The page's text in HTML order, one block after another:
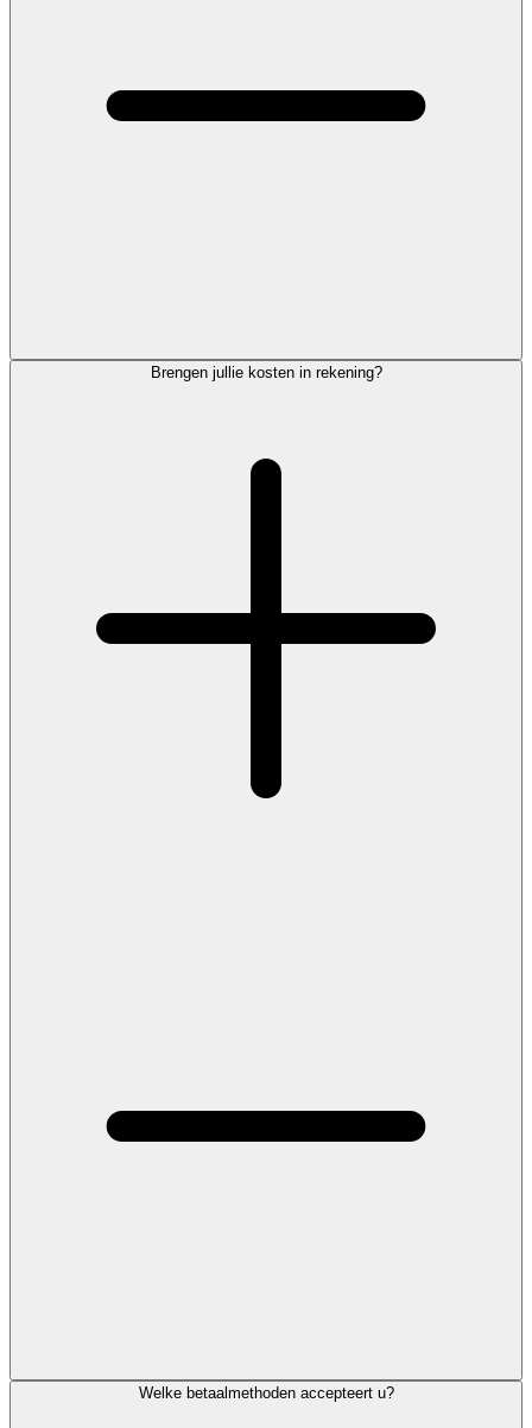
Brengen jullie kosten in rekening?
Welke betaalmethoden accepteert u?